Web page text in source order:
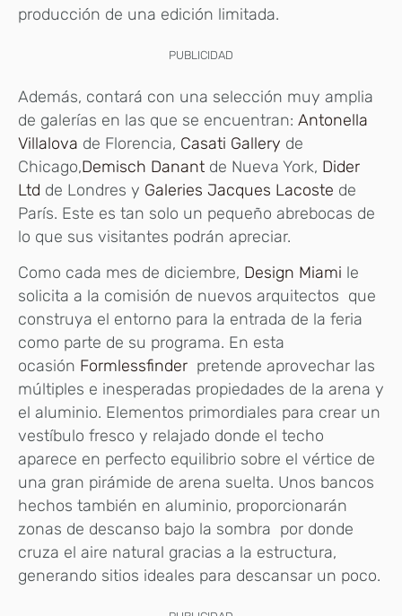
producción de una edición limitada.
PUBLICIDAD
Además, contará con una selección muy amplia
de galerías en las que se encuentran: Antonella
Villalova de Florencia, Casati Gallery de
Chicago,Demisch Danant de Nueva York, Dider
Ltd de Londres y Galeries Jacques Lacoste de
París. Este es tan solo un pequeño abrebocas de
lo que sus visitantes podrán apreciar.
Como cada mes de diciembre, Design Miami le
solicita a la comisión de nuevos arquitectos que
construya el entorno para la entrada de la feria
como parte de su programa. En esta
ocasión Formlessfinder pretende aprovechar las
múltiples e inesperadas propiedades de la arena y
el aluminio. Elementos primordiales para crear un
vestíbulo fresco y relajado donde el techo
aparece en perfecto equilibrio sobre el vértice de
una gran pirámide de arena suelta. Unos bancos
hechos también en aluminio, proporcionarán
zonas de descanso bajo la sombra por donde
cruza el aire natural gracias a la estructura,
generando sitios ideales para descansar un poco.